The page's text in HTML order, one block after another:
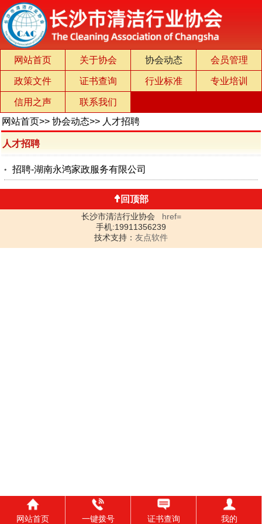
网站首页 关于协会 协会动态 会员管理
政策文件 证书查询 行业标准 专业培训
信用之声
联系我们
网站首页>> 协会动态>> 人才招聘
人才招聘
招聘-湖南永鸿家政服务有限公司
回顶部
长沙市清洁行业协会 href=
手机:19911356239
技术支持： 友点软件
网站首页 一键拨号 证书查询 我的